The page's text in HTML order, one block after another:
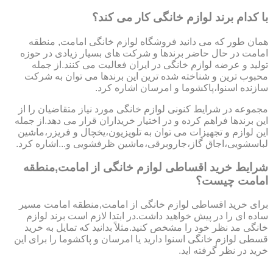
با کدام برند لوازم خانگی کار می کند؟
همان طور که می دانید فروشگاه لوازم خانگی امامت, منطقه
امامت در حال حاضر برندها و شرکت های بسیار زیادی در حوزه
تولید و عرضه لوازم خانگی در ایران فعالیت می کنند.از جمله
محبوب ترین و شناخته شده ترین این برندها می توان به شرکت
سازنده اسنوا،پاکشوما و امرسان اشاره کرد.
مجموعه در شرایط کنونی لوازم خانگی مورد نیاز متقاضیان را از
این برندها فراهم کرده و در اختیار خریداران قرار می دهد.از جمله
این لوازم و تجهیزات می توان به تلویزیون،یخچال و فریزر،ماشین
لباسشویی،اجاق گاز،جاروبرقی،ماشین ظرفشویی و...اشاره کرد.
شرایط خرید اقساطی لوازم خانگی از امامت,منطقه
امامت چیست؟
برای خرید اقساطی لوازم خانگی از امامت,منطقه امامت مسیر
ساده ای را در پیش خواهید داشت.در ابتدا لازم است برند لوازم
خانگی مد نظر خود را مشخص کنید.مثلاً بدانید که تمایل به خرید
قسطی لوازم خانگی اسنوا دارید یا امرسان و پاکشوما را برای این
خرید در نظر گرفته اید.